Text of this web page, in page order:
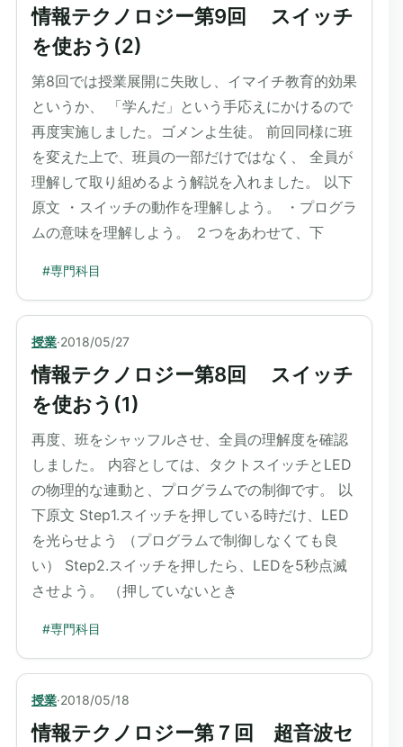
情報テクノロジー第9回 スイッチ
を使おう(2)
第8回では授業展開に失敗し、イマイチ教育的効果
というか、 「学んだ」という手応えにかけるので
再度実施しました。ゴメンよ生徒。 前回同様に班
を変えた上で、班員の一部だけではなく、 全員が
理解して取り組めるよう解説を入れました。 以下
原文 ・スイッチの動作を理解しよう。 ・プログラ
ムの意味を理解しよう。 ２つをあわせて、下
#専門科目
授業·2018/05/27
情報テクノロジー第8回 スイッチ
を使おう(1)
再度、班をシャッフルさせ、全員の理解度を確認
しました。 内容としては、タクトスイッチとLED
の物理的な連動と、プログラムでの制御です。 以
下原文 Step1.スイッチを押している時だけ、LED
を光らせよう （プログラムで制御しなくても良
い） Step2.スイッチを押したら、LEDを5秒点滅
させよう。 （押していないとき
#専門科目
授業·2018/05/18
情報テクノロジー第７回 超音波セ